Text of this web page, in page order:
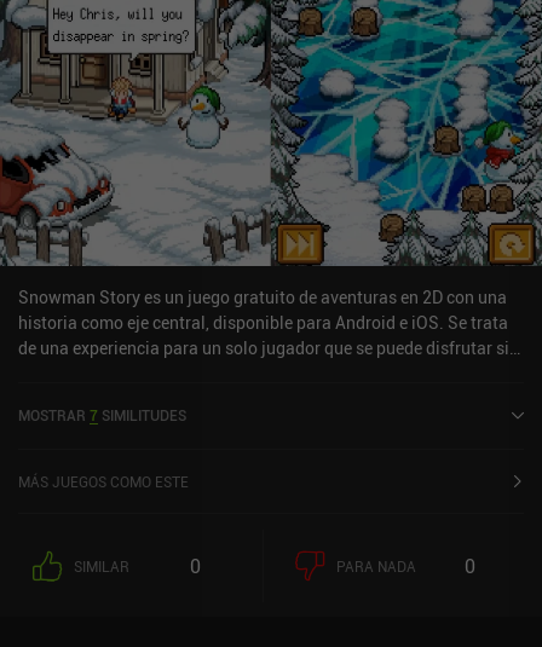
Snowman Story es un juego gratuito de aventuras en 2D con una
historia como eje central, disponible para Android e iOS. Se trata
de una experiencia para un solo jugador que se puede disfrutar sin
en Google Play y de 4,8 sobre 5,0 en la App Store de iOS.
MOSTRAR 7 SIMILITUDES
MÁS JUEGOS COMO ESTE
SIMILAR 0 PARA NADA 0